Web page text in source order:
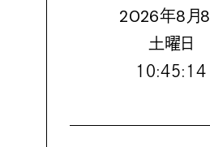
2026年8月8
土曜日
１０:４５:１５